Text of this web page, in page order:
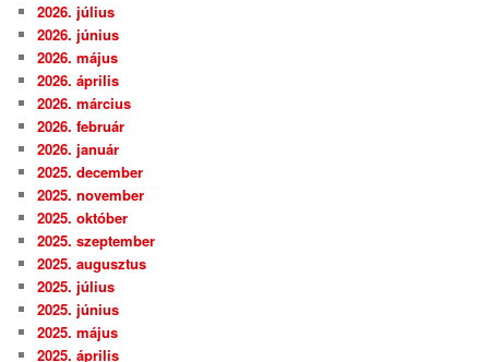
2026. július
2026. június
2026. május
2026. április
2026. március
2026. február
2026. január
2025. december
2025. november
2025. október
2025. szeptember
2025. augusztus
2025. július
2025. június
2025. május
2025. április